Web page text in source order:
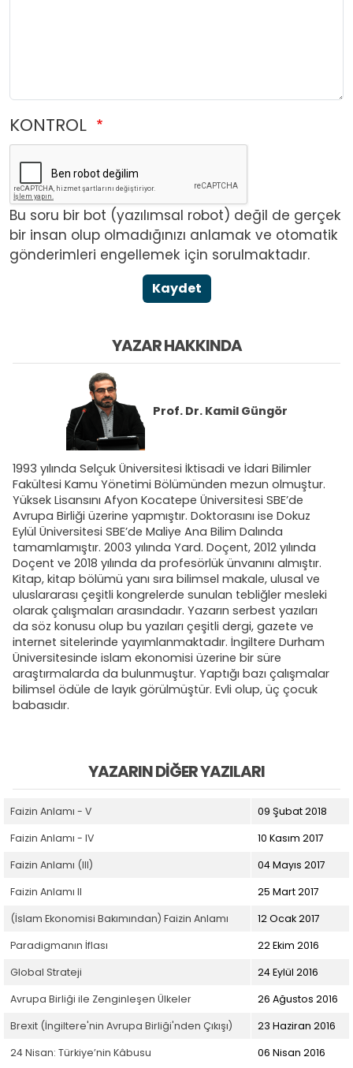
KONTROL
Bu soru bir bot (yazılımsal robot) değil de gerçek
bir insan olup olmadığınızı anlamak ve otomatik
gönderimleri engellemek için sorulmaktadır.
Kaydet
YAZAR HAKKINDA
Prof. Dr. Kamil Güngör
1993 yılında Selçuk Üniversitesi İktisadi ve İdari Bilimler
Fakültesi Kamu Yönetimi Bölümünden mezun olmuştur.
Yüksek Lisansını Afyon Kocatepe Üniversitesi SBE’de
Avrupa Birliği üzerine yapmıştır. Doktorasını ise Dokuz
Eylül Üniversitesi SBE’de Maliye Ana Bilim Dalında
tamamlamıştır. 2003 yılında Yard. Doçent, 2012 yılında
Doçent ve 2018 yılında da profesörlük ünvanını almıştır.
Kitap, kitap bölümü yanı sıra bilimsel makale, ulusal ve
uluslararası çeşitli kongrelerde sunulan tebliğler mesleki
olarak çalışmaları arasındadır. Yazarın serbest yazıları
da söz konusu olup bu yazıları çeşitli dergi, gazete ve
internet sitelerinde yayımlanmaktadır. İngiltere Durham
Üniversitesinde islam ekonomisi üzerine bir süre
araştırmalarda da bulunmuştur. Yaptığı bazı çalışmalar
bilimsel ödüle de layık görülmüştür. Evli olup, üç çocuk
babasıdır.
YAZARIN DIĞER YAZILARI
Faizin Anlamı - V
09 Şubat 2018
Faizin Anlamı - IV
10 Kasım 2017
Faizin Anlamı (III)
04 Mayıs 2017
Faizin Anlamı II
25 Mart 2017
(İslam Ekonomisi Bakımından) Faizin Anlamı
12 Ocak 2017
Paradigmanın İflası
22 Ekim 2016
Global Strateji
24 Eylül 2016
Avrupa Birliği ile Zenginleşen Ülkeler
26 Ağustos 2016
Brexit (İngiltere'nin Avrupa Birliği'nden Çıkışı)
23 Haziran 2016
24 Nisan: Türkiye’nin Kâbusu
06 Nisan 2016